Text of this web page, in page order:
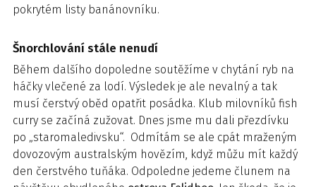
pokrytém listy banánovníku.
Šnorchlování stále nenudí
Během dalšího dopoledne soutěžíme v chytání ryb na
háčky vlečené za lodí. Výsledek je ale nevalný a tak
musí čerstvý oběd opatřit posádka. Klub milovníků fish
curry se začíná zužovat. Dnes jsme mu dali přezdívku
po „staromaledivsku“. Odmítám se ale cpát mraženým
dovozovým australským hovězím, když můžu mít každý
den čerstvého tuňáka. Odpoledne jedeme člunem na